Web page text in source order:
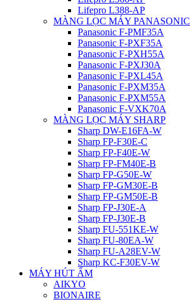
Lifepro L388-AP
MÀNG LỌC MÁY PANASONIC
Panasonic F-PMF35A
Panasonic F-PXF35A
Panasonic F-PXH55A
Panasonic F-PXJ30A
Panasonic F-PXL45A
Panasonic F-PXM35A
Panasonic F-PXM55A
Panasonic F-VXK70A
MÀNG LỌC MÁY SHARP
Sharp DW-E16FA-W
Sharp FP-F30E-C
Sharp FP-F40E-W
Sharp FP-FM40E-B
Sharp FP-G50E-W
Sharp FP-GM30E-B
Sharp FP-GM50E-B
Sharp FP-J30E-A
Sharp FP-J30E-B
Sharp FU-551KE-W
Sharp FU-80EA-W
Sharp FU-A28EV-W
Sharp KC-F30EV-W
MÁY HÚT ẨM
AIKYO
BIONAIRE